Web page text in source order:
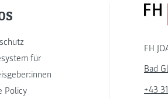
für
Policy
FH
Bad
+43